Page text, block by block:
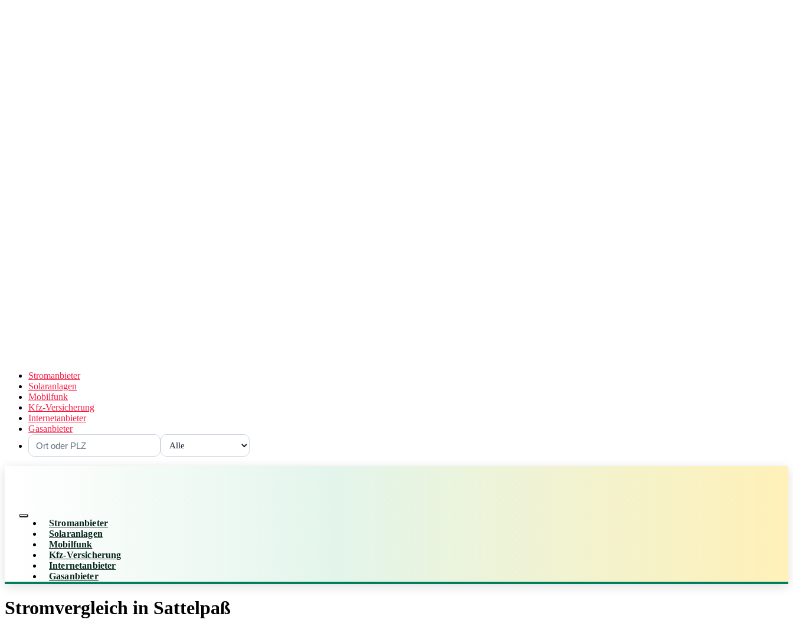
Stromanbieter
Solaranlagen
Mobilfunk
Kfz-Versicherung
Internetanbieter
Gasanbieter
Stromanbieter
Solaranlagen
Mobilfunk
Kfz-Versicherung
Internetanbieter
Gasanbieter
Stromvergleich in Sattelpaß